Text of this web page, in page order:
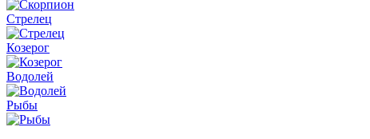
Стрелец
Козерог
Водолей
Рыбы